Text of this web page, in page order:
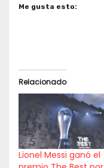
Me gusta esto:
Relacionado
Lionel Messi ganó el